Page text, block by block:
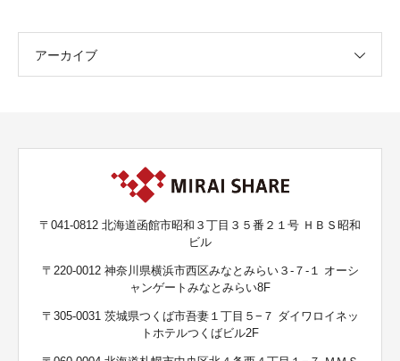
アーカイブ
〒041-0812 北海道函館市昭和３丁目３５番２１号 ＨＢＳ昭和
ビル
〒220-0012 神奈川県横浜市西区みなとみらい３-７-１ オーシ
ャンゲートみなとみらい8F
〒305-0031 茨城県つくば市吾妻１丁目５−７ ダイワロイネッ
トホテルつくばビル2F